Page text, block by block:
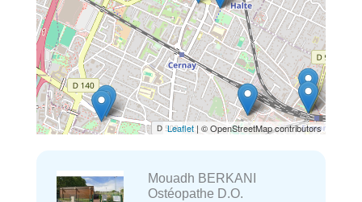
Leaflet | © OpenStreetMap contributors
Mouadh BERKANI
Ostéopathe D.O.